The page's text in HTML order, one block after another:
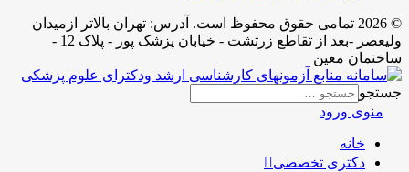
© 2026 تمامی حقوق محفوظ است. آدرس:‌ تهران بالاتر ازمیدان
ولیعصر -بعد از تقاطع زرتشت - خیابان پزشک پور - پلاک 12 -
ساختمان معین
جستجو
منوی ورود
خانه
دکتری تخصصی